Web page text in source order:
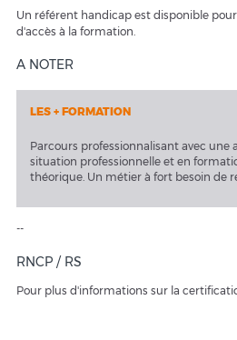
Un référent handicap est disponible
d'accès à la formation.
A NOTER
LES + FORMATION
Parcours professionnalisant avec une
situation professionnelle et en
théorique. Un métier à fort besoin de
--
RNCP / RS
Pour plus d'informations sur la